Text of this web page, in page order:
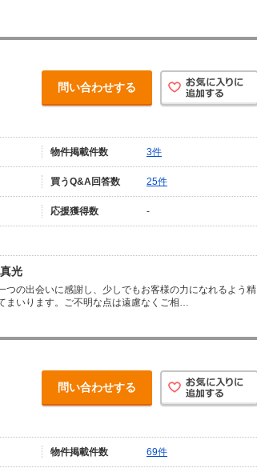
問い合わせする
物件掲載件数 3件
買うQ&A回答数 25件
応援獲得数 -
光
つの出会いに感謝し、少しでもお客様の力になれるよう精
まいります。ご不明な点は遠慮なくご相…
問い合わせする
物件掲載件数 69件